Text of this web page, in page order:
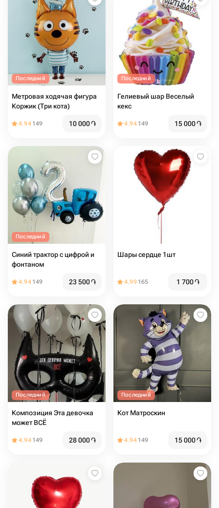
Последний
Метровая ходячая фигура
Коржик (Три кота)
4.94 149 10 000֏
Последний
Гелиевый шар Веселый
кекс
4.94 149 15 000֏
Последний
Синий трактор с цифрой и
фонтаном
4.94 149 23 500֏
Шары сердце 1шт
4.99 165 1 700֏
Последний
Композиция Эта девочка
может ВСЁ
4.94 149 28 000֏
Последний
Кот Матроскин
4.94 149 15 000֏